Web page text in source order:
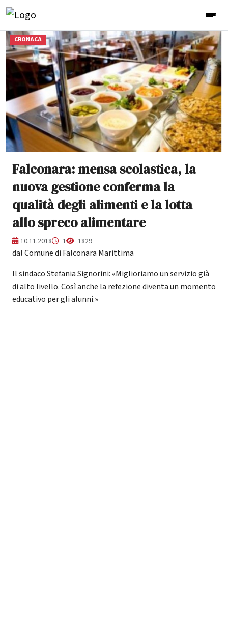
CRONACA
Falconara: mensa scolastica, la
nuova gestione conferma la
qualità degli alimenti e la lotta
allo spreco alimentare
10.11.2018 1 1829
dal Comune di Falconara Marittima
Il sindaco Stefania Signorini: «Miglioriamo un servizio già
di alto livello. Così anche la refezione diventa un momento
educativo per gli alunni.»